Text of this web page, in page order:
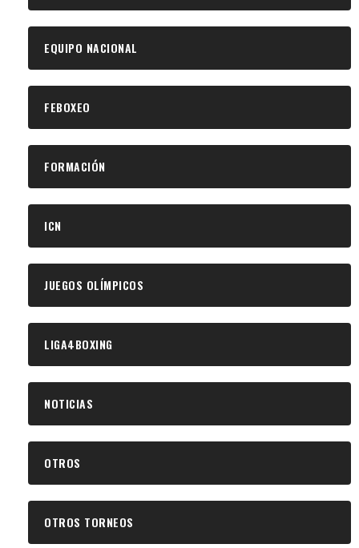
EQUIPO NACIONAL
FEBOXEO
FORMACIÓN
ICN
JUEGOS OLÍMPICOS
LIGA4BOXING
NOTICIAS
OTROS
OTROS TORNEOS